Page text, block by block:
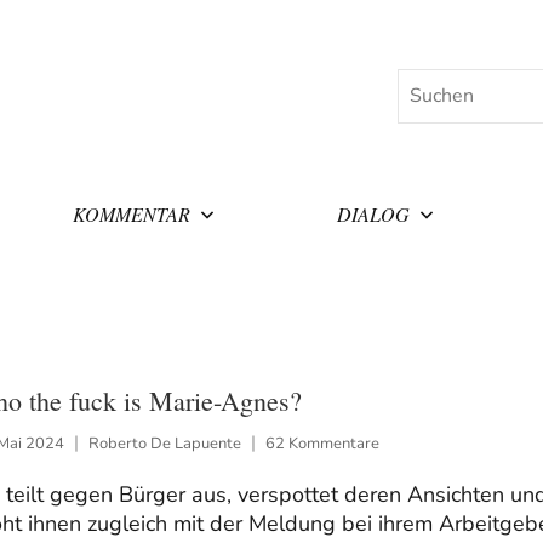
Suchen
KOMMENTAR DIALOG
the fuck is Marie-Agnes?
2024 Roberto De Lapuente 62 Kommentare
teilt gegen Bürger aus, verspottet deren Ansichten
ihnen zugleich mit der Meldung bei ihrem